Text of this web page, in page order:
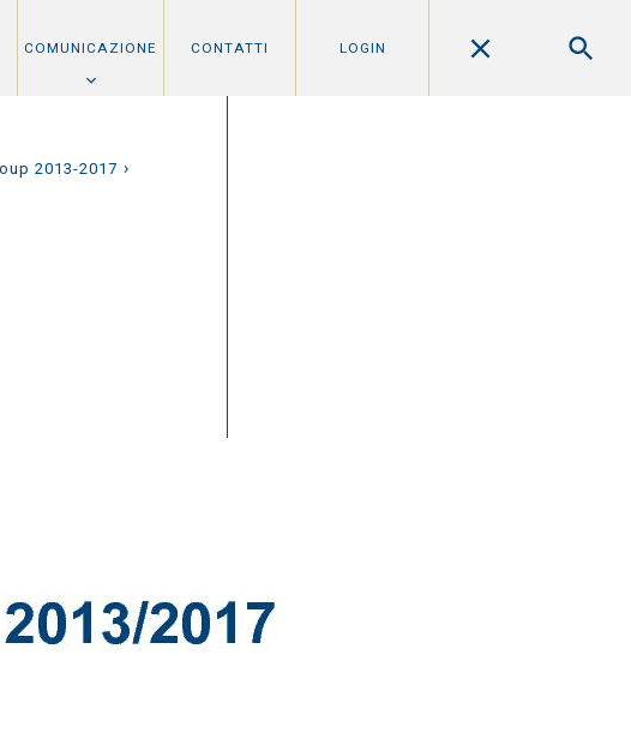
COMUNICAZIONE CONTATTI LOGIN
2013-2017 ›